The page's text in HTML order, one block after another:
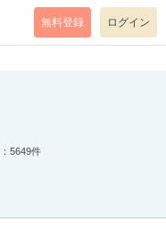
level=notice
無料登録 ログイン
5649件